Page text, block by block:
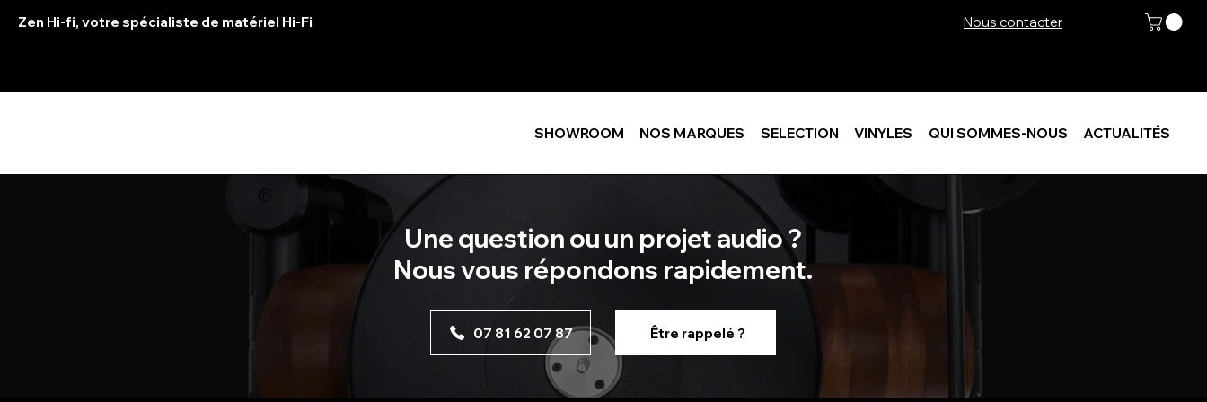
Zen Hi-fi, votre spécialiste de matériel Hi-Fi Nous contacter
SHOWROOM NOS MARQUES SELECTION VINYLES QUI SOMMES-NOUS ACTUALITÉS
Une question ou un projet audio ?
Nous vous répondons rapidement.
07 81 62 07 87 Être rappelé ?